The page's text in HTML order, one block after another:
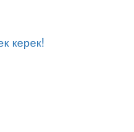
керек!